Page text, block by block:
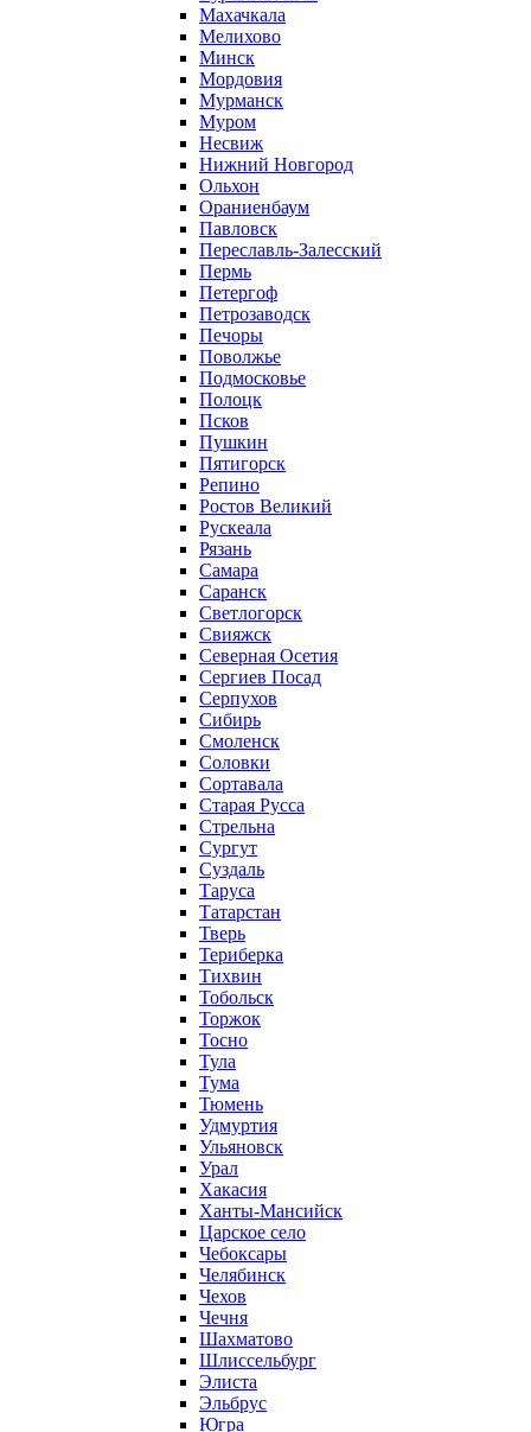
Махачкала
Мелихово
Минск
Мордовия
Мурманск
Муром
Несвиж
Нижний Новгород
Ольхон
Ораниенбаум
Павловск
Переславль-Залесский
Пермь
Петергоф
Петрозаводск
Печоры
Поволжье
Подмосковье
Полоцк
Псков
Пушкин
Пятигорск
Репино
Ростов Великий
Рускеала
Рязань
Самара
Саранск
Светлогорск
Свияжск
Северная Осетия
Сергиев Посад
Серпухов
Сибирь
Смоленск
Соловки
Сортавала
Старая Русса
Стрельна
Сургут
Суздаль
Таруса
Татарстан
Тверь
Териберка
Тихвин
Тобольск
Торжок
Тосно
Тула
Тума
Тюмень
Удмуртия
Ульяновск
Урал
Хакасия
Ханты-Мансийск
Царское село
Чебоксары
Челябинск
Чехов
Чечня
Шахматово
Шлиссельбург
Элиста
Эльбрус
Югра